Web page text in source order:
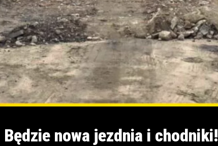
Będzie nowa jezdnia i chodniki!